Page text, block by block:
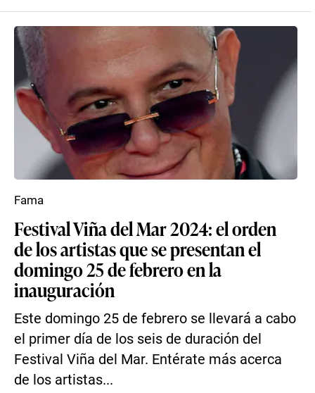
Festival Viña del Mar 2024: el orden
de los artistas que se presentan el
domingo 25 de febrero en la
inauguración
Este domingo 25 de febrero se llevará a cabo
el primer día de los seis de duración del
Festival Viña del Mar. Entérate más acerca
de los artistas...
Fama